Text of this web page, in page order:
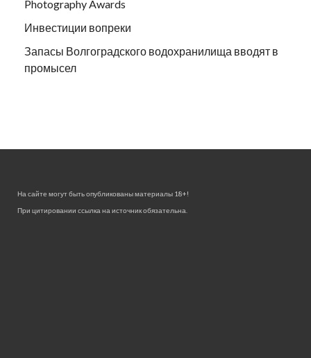
Photography Awards
Инвестиции вопреки
Запасы Волгоградского водохранилища вводят в
промысел
На сайте могут быть опубликованы материалы 18+!
При цитировании ссылка на источник обязательна.